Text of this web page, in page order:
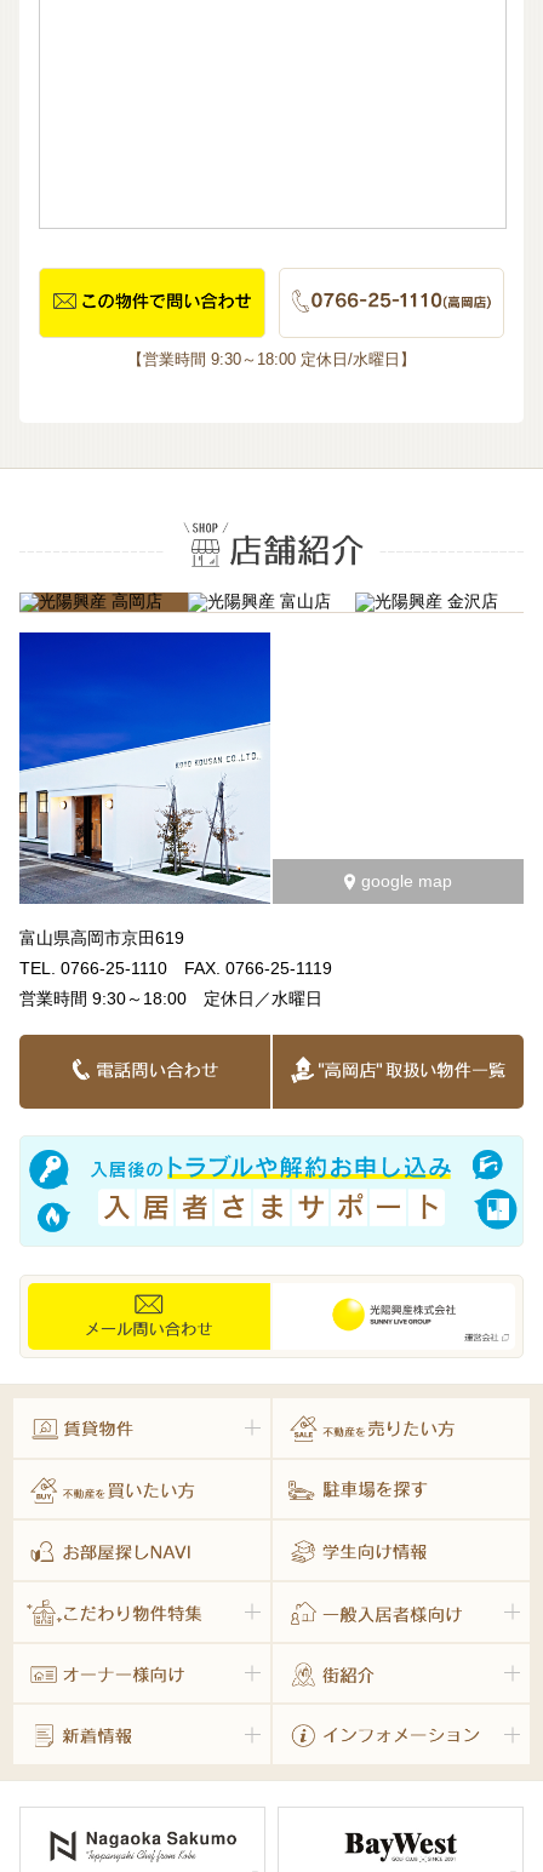
【営業時間 9:30～18:00 定休日/水曜日】
google map
富山県高岡市京田619
TEL. 0766-25-1110 FAX. 0766-25-1119
営業時間 9:30～18:00 定休日／水曜日